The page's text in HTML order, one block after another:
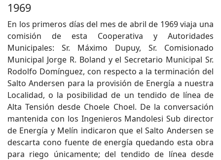
1969
En los primeros días del mes de abril de 1969 viaja una
comisión de esta Cooperativa y Autoridades
Municipales: Sr. Máximo Dupuy, Sr. Comisionado
Municipal Jorge R. Boland y el Secretario Municipal Sr.
Rodolfo Domínguez, con respecto a la terminación del
Salto Andersen para la provisión de Energía a nuestra
Localidad, o la posibilidad de un tendido de línea de
Alta Tensión desde Choele Choel. De la conversación
mantenida con los Ingenieros Mandolesi Sub director
de Energía y Melín indicaron que el Salto Andersen se
descarta cono fuente de energía quedando esta obra
para riego únicamente; del tendido de línea desde